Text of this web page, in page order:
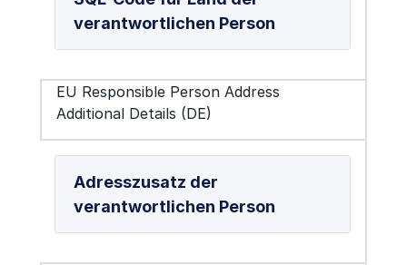
verantwortlichen Person
EU Responsible Person Address
Additional Details (DE)
Adresszusatz der
verantwortlichen Person